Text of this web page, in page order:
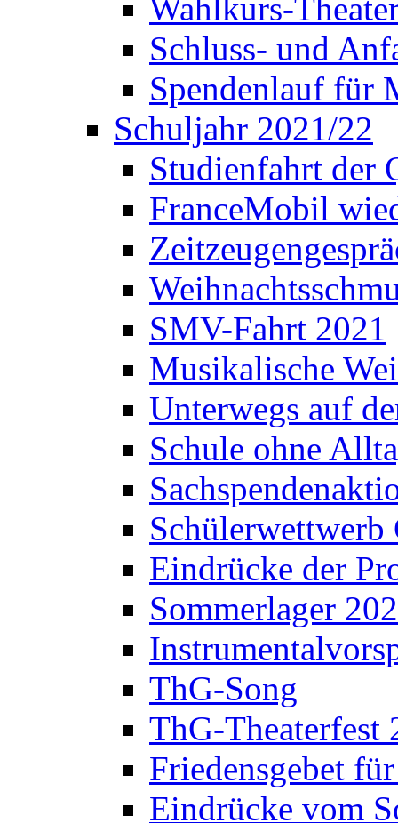
Wahlkurs-
Schluss- und
Spendenlauf für
Schuljahr 2021/22
Studienfahrt der
FranceMobil
SMV-Fahrt 2021
Musikalische
Unterwegs auf
Schule ohne
Schülerwettwerb
Eindrücke der
Sommerlager
ThG-Song
ThG-Theaterfest
Friedensgebet
Eindrücke vom